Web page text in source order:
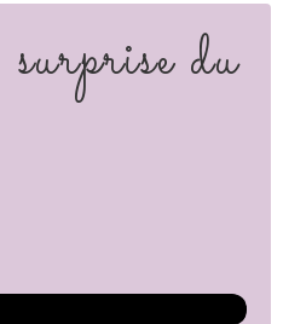
du